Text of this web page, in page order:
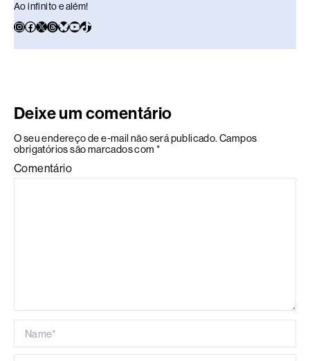
Ao infinito e além!
Deixe um comentário
O seu endereço de e-mail não será publicado. Campos
obrigatórios são marcados com *
Comentário